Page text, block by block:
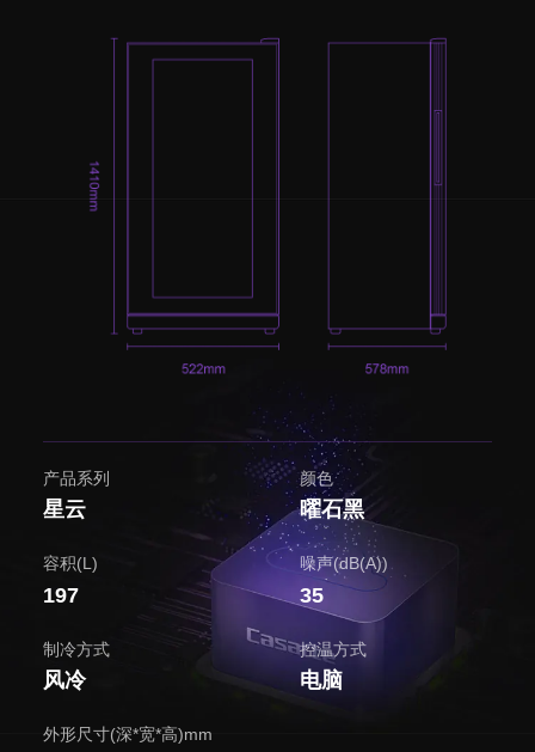
产品系列
星云
颜色
曜石黑
容积(L)
197
噪声(dB(A))
35
制冷方式
风冷
控温方式
电脑
外形尺寸(深*宽*高)mm